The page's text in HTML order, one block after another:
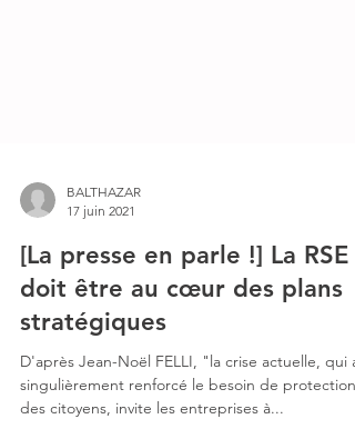
BALTHAZAR
17 juin 2021
[La presse en parle !] La RSE
doit être au cœur des plans
stratégiques